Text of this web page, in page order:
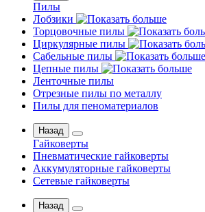
Пилы
Лобзики
Торцовочные пилы
Циркулярные пилы
Сабельные пилы
Цепные пилы
Ленточные пилы
Отрезные пилы по металлу
Пилы для пеноматериалов
Назад
Гайковерты
Пневматические гайковерты
Аккумуляторные гайковерты
Сетевые гайковерты
Назад